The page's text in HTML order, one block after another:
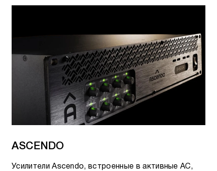
ASCENDO
Усилители Ascendo, встроенные в активные АС,